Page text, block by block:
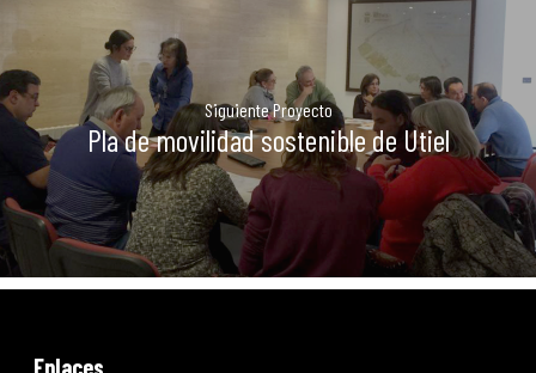
Siguiente Proyecto
Pla de movilidad sostenible de Utiel
Enlaces